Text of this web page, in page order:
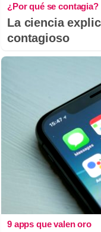
¿Por qué se contagia?
La ciencia
contagioso
9 apps que valen oro